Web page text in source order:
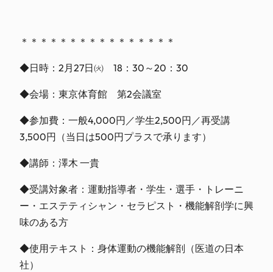
＊＊＊＊＊＊＊＊＊＊＊＊＊＊＊＊
◆日時：2月27日㈫ 18：30～20：30
◆会場：東京体育館 第2会議室
◆参加費：一般4,000円／学生2,500円／再受講
3,500円（当日は500円プラスで承ります）
◆講師：澤木 一貴
◆受講対象者：運動指導者・学生・選手・トレーニ
ー・エステティシャン・セラピスト・機能解剖学に興
味のある方
◆使用テキスト：身体運動の機能解剖（医道の日本
社）